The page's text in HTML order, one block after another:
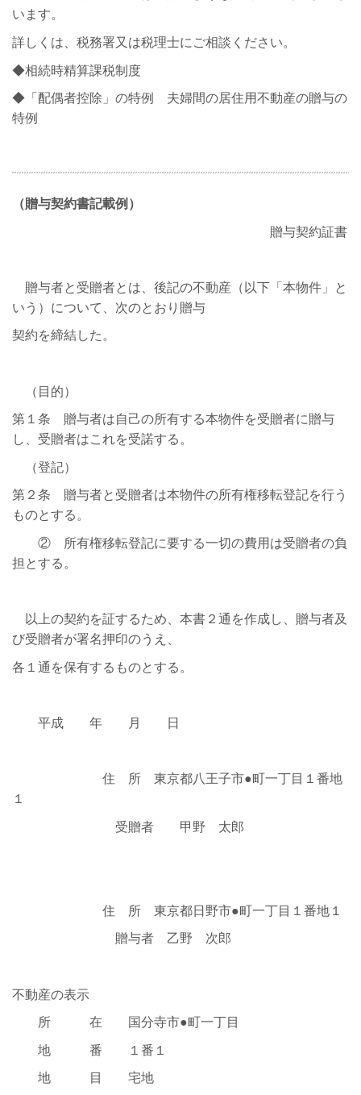
います。
詳しくは、税務署又は税理士にご相談ください。
◆相続時精算課税制度
◆「配偶者控除」の特例 夫婦間の居住用不動産の贈与の
特例
（贈与契約書記載例）
贈与契約証書
贈与者と受贈者とは、後記の不動産（以下「本物件」と
いう）について、次のとおり贈与
契約を締結した。
（目的）
第１条 贈与者は自己の所有する本物件を受贈者に贈与
し、受贈者はこれを受諾する。
（登記）
第２条 贈与者と受贈者は本物件の所有権移転登記を行う
ものとする。
② 所有権移転登記に要する一切の費用は受贈者の負
担とする。
以上の契約を証するため、本書２通を作成し、贈与者及
び受贈者が署名押印のうえ、
各１通を保有するものとする。
平成 年 月 日
住 所 東京都八王子市●町一丁目１番地
１
受贈者 甲野 太郎
住 所 東京都日野市●町一丁目１番地１
贈与者 乙野 次郎
不動産の表示
所 在 国分寺市●町一丁目
地 番 １番１
地 目 宅地